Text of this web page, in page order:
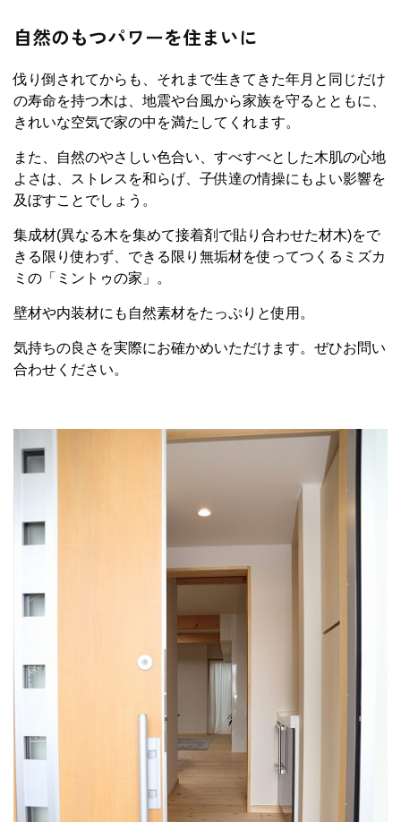
自然のもつパワーを住まいに
伐り倒されてからも、それまで生きてきた年月と同じだけ
の寿命を持つ木は、地震や台風から家族を守るとともに、
きれいな空気で家の中を満たしてくれます。
また、自然のやさしい色合い、すべすべとした木肌の心地
よさは、ストレスを和らげ、子供達の情操にもよい影響を
及ぼすことでしょう。
集成材(異なる木を集めて接着剤で貼り合わせた材木)をで
きる限り使わず、できる限り無垢材を使ってつくるミズカ
ミの「ミントゥの家」。
壁材や内装材にも自然素材をたっぷりと使用。
気持ちの良さを実際にお確かめいただけます。ぜひお問い
合わせください。